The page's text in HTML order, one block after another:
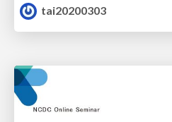
tai20200303